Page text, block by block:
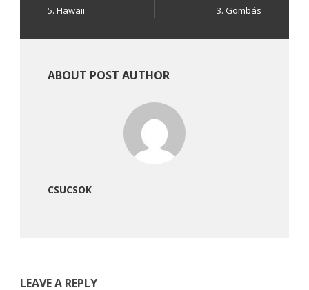
5. Hawaii
3. Gombás
ABOUT POST AUTHOR
CSUCSOK
LEAVE A REPLY